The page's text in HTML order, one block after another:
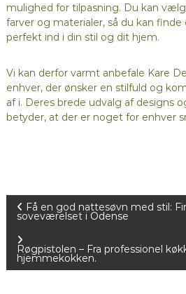
mulighed for tilpasning. Du kan
farver og materialer, så du kan finde
perfekt ind i din stil og dit hjem.
Vi kan derfor varmt anbefale Kare
enhver, der ønsker en stilfuld og
af i. Deres brede udvalg af designs
betyder, at der er noget for enhver
n
d
Få en god nattesøvn med stil:
soveværelset i Odense
Røgpistolen – Fra professionel
hjemmekokken.